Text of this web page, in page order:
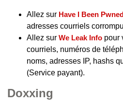
Allez sur Have I Been
adresses courriels
Allez sur We Leak Info pour
courriels, numéros de
noms, adresses IP, hashs
(Service payant).
Doxxing